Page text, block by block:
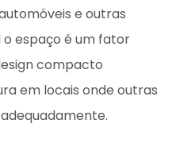
e outras
o espaço é um fator
compacto
em locais onde outras